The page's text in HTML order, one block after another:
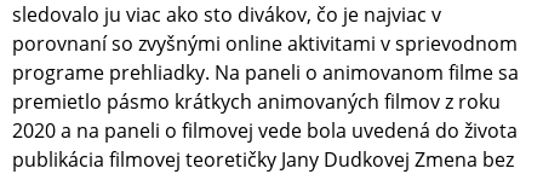
sledovalo ju viac ako sto divákov, čo je najviac v
porovnaní so zvyšnými online aktivitami v sprievodnom
programe prehliadky. Na paneli o animovanom filme sa
premietlo pásmo krátkych animovaných filmov z roku
2020 a na paneli o filmovej vede bola uvedená do života
publikácia filmovej teoretičky Jany Dudkovej Zmena bez